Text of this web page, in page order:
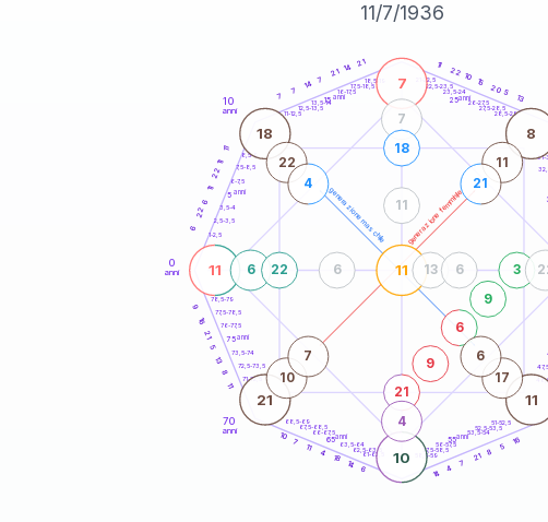
11/7/1936
generazione maschile generazione femminile
0
anni
10
anni
70
anni
1-2,5
2,5-3,5
3,5-4
6-7,5
7,5-8,5
8,5-9
11-12,5
12,5-13,5
13,5-14
16-17,5
17,5-18,5
18,5-19
21-22,5
22,5-23,5
23,5-24
26-27,5
27,5-28,5
28,5-29
31-
51-52,5
52,5-53,5
53,5-54
56-57,5
57,5-58,5
58,5-59
61-62,5
62,5-63,5
63,5-64
66-67,5
67,5-68,5
68,5-69
71-72,5
72,5-73,5
73,5-74
76-77,5
77,5-78,5
78,5-79
6
22
6
11
22
11
11
7
7
14 7
21 14 21 11
22 10
15
20 5
13
16
5
8
21
7
4
14
6
14
18
4
11
7
10
11
8
13
5
21
16
9
11
7
10
11
18 8
21 11
21
9
6
9
3
6
7
4
22
18
13 6
6
11
22
4
11
21
10
7
17
6
5 anni
15 anni 25anni
55anni
65anni
75anni